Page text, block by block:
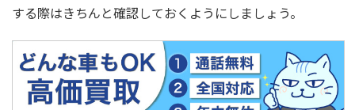
する際はきちんと確認しておくようにしましょう。